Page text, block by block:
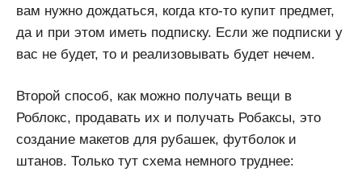
вам нужно дождаться, когда кто-то купит предмет,
да и при этом иметь подписку. Если же подписки у
вас не будет, то и реализовывать будет нечем.
Второй способ, как можно получать вещи в
Роблокс, продавать их и получать Робаксы, это
создание макетов для рубашек, футболок и
штанов. Только тут схема немного труднее: